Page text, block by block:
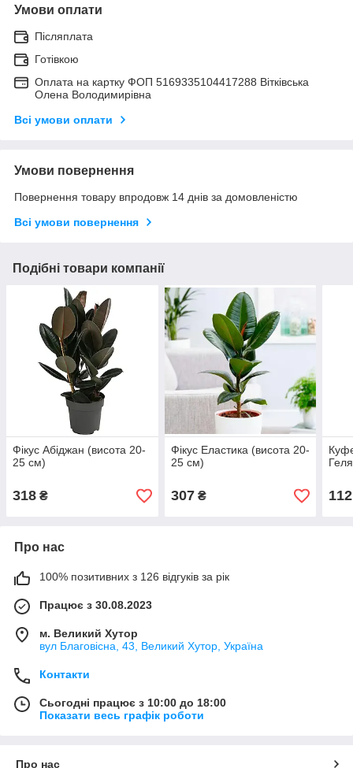
Умови оплати
Післяплата
Готівкою
Оплата на картку ФОП 5169335104417288 Вітківська
Олена Володимирівна
Всі умови оплати
Умови повернення
Повернення товару впродовж 14 днів за домовленістю
Всі умови повернення
Подібні товари компанії
Фікус Абіджан (висота 20-
25 см)
318 ₴
Фікус Еластика (висота 20-
25 см)
307₴ 112
Про нас
100% позитивних з 126 відгуків за рік
Працює з 30.08.2023
м. Великий Хутор
вул Благовісна, 43, Великий Хутор, Україна
Контакти
Сьогодні працює з 10:00 до 18:00
Показати весь графік роботи
Про нас